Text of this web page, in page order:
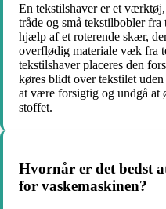
En tekstilshaver er et
tråde og små tekstilbobler
hjælp af et roterende skær,
overflødig materiale væk fra
tekstilshaver placeres den
køres blidt over tekstilet
at være forsigtig og undgå at
stoffet.
Hvornår er det bedst
for vaskemaskinen?